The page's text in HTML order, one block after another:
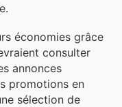
économies grâce
consulter
annonces
promotions en
sélection de